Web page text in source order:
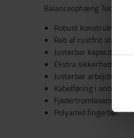
Balanceophæng Tecna
Robust konstruktion,
Reb af rustfrit stål.
Justerbar kapacitet.
Ekstra
Justerbar
Kabelføring i
Fjedertromlesamling.
Polyamid fingerbøl.